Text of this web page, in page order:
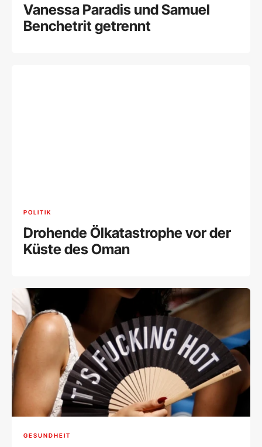
Vanessa Paradis und Samuel
Benchetrit getrennt
POLITIK
Drohende Ölkatastrophe vor der
Küste des Oman
GESUNDHEIT